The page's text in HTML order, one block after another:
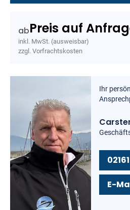
abPreis auf
inkl. MwSt. (ausweisbar)
zzgl. Vorfrachtskosten
Ihr
E-